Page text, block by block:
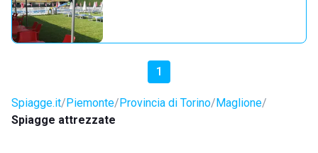
1
Spiagge.it Piemonte Provincia di Torino Maglione
Spiagge attrezzate